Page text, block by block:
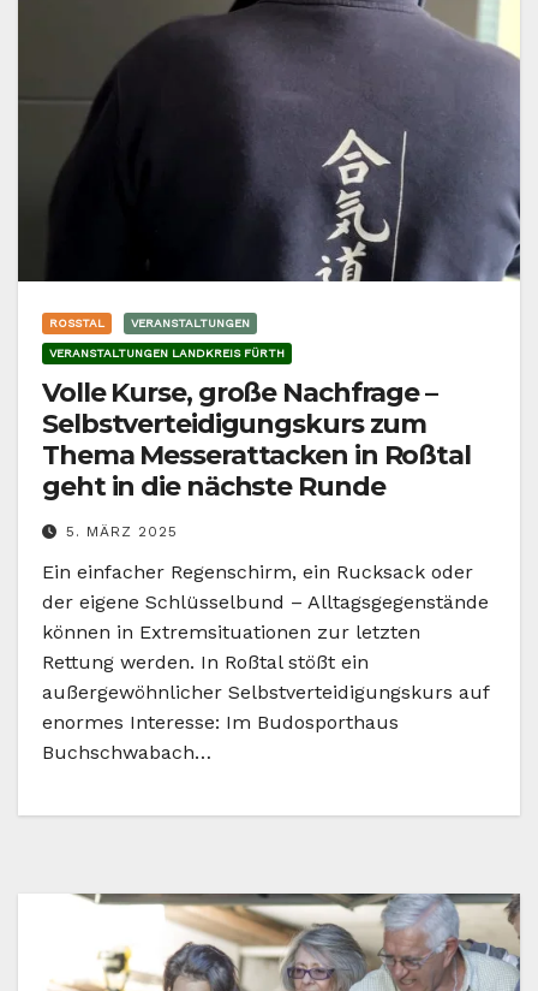
ROSSTAL VERANSTALTUNGEN
VERANSTALTUNGEN LANDKREIS FÜRTH
Volle Kurse, große Nachfrage –
Selbstverteidigungskurs zum
Thema Messerattacken in Roßtal
geht in die nächste Runde
5. MÄRZ 2025
Ein einfacher Regenschirm, ein Rucksack oder
der eigene Schlüsselbund – Alltagsgegenstände
können in Extremsituationen zur letzten
Rettung werden. In Roßtal stößt ein
außergewöhnlicher Selbstverteidigungskurs auf
enormes Interesse: Im Budosporthaus
Buchschwabach…